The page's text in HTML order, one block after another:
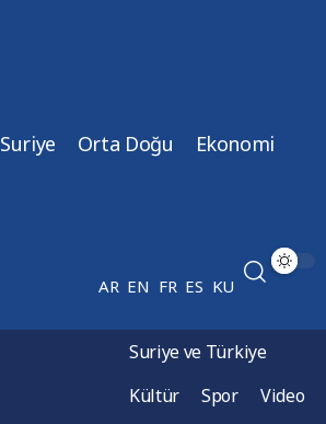
Suriye Orta Doğu Ekonomi
AR EN FR ES KU
Suriye ve Türkiye
Kültür
Spor
Video